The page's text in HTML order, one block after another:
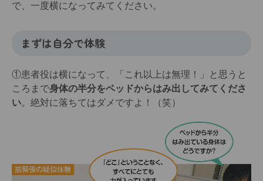
で、一度横になってみてください。
まずは自分で体験
①患者役は横になって、「これ以上は無理！」と思うと
ころまで身体の半分をベッドからはみ出してみてくださ
い。絶対に落ちてはダメですよ！（笑）